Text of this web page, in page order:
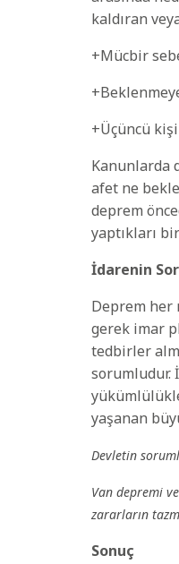
kaldıran
+Mücbir
+Üçüncü
Kanunlarda
afet ne
deprem
yaptıkları
İdarenin
Deprem
gerek imar
tedbirler
sorumludur.
yaşanan
Devletin
Van depremi
zararların
Sonuç